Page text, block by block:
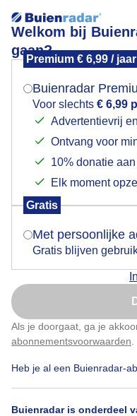
Welkom bij
gaan?
Premium € 6,99 / jaar
Buienradar
Voor slechts € 6,99
Advertentievrij
Ontvang voor
10% donatie
Elk moment
Gratis
Met persoonlijke
Gratis blijven
Als je doorgaat, ga je
abonnementsvoorwaarden
Heb je al een Buienradar-
Buienradar is onderdeel
prachtig jutweer
Bekijk slideshow
Mogen we je
Indien je hier nog
verschijnt er zo
Is
Nu
Klik hier